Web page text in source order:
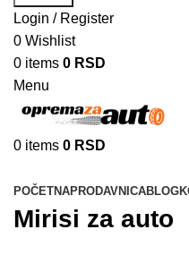
Login / Register
0 Wishlist
0 items 0 RSD
Menu
0 items 0 RSD
POČETNAPRODAVNICABLOG
Mirisi za auto